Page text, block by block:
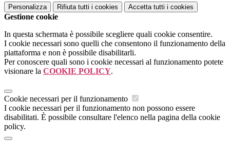
Personalizza Rifiuta tutti i cookies Accetta tutti i cookies
Gestione cookie
In questa schermata è possibile scegliere quali cookie consentire.
I cookie necessari sono quelli che consentono il funzionamento della
piattaforma e non è possibile disabilitarli.
Per conoscere quali sono i cookie necessari al funzionamento potete
visionare la COOKIE POLICY.
Cookie necessari per il funzionamento
I cookie necessari per il funzionamento non possono essere
disabilitati. È possibile consultare l'elenco nella pagina della cookie
policy.